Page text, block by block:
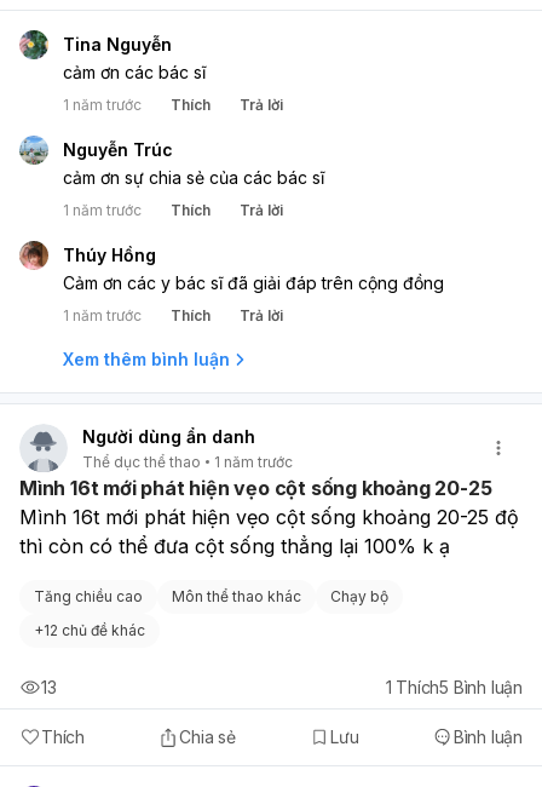
Tina Nguyễn
cảm ơn các bác sĩ
1 năm trước Thích Trả lời
Nguyễn Trúc
cảm ơn sự chia sẻ của các bác sĩ
1 năm trước Thích Trả lời
Thúy Hồng
Cảm ơn các y bác sĩ đã giải đáp trên cộng đồng
1 năm trước Thích Trả lời
Xem thêm bình luận
Người dùng ẩn danh
Thể dục thể thao 1 năm trước
Mình 16t mới phát hiện vẹo cột sống khoảng 20-25
Mình 16t mới phát hiện vẹo cột sống khoảng 20-25 độ
thì còn có thể đưa cột sống thẳng lại 100% k ạ
Tăng chiều cao Môn thể thao khác
Chạy bộ
+12 chủ đề khác
Thích Chia sẻ Lưu Bình luận
13 1 Thích5 Bình luận